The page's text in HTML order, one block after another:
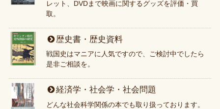
レット、DVDまで映画に関するグッズを評価・買
取。
歴史書・歴史資料
戦国史はマニアに人気ですので、ご検討中でしたら
是非ご相談を。
経済学・社会学・社会問題
どんな社会科学関係の本でも取り扱っております。